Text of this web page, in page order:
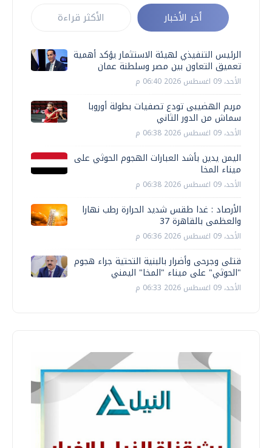
أخر الأخبار الأكثر قراءة
الرئيس التنفيذي لهيئة الاستثمار يؤكد أهمية
تعميق التعاون بين مصر وسلطنة عمان
الأحد، 09 اغسطس 2026 06:40 م
مريم الهضيبى تودع تصفيات بطولة أوروبا
سماش من الدور الثاني
الأحد، 09 اغسطس 2026 06:38 م
اليمن يدين بأشد العبارات الهجوم الحوثي على
ميناء المخا
الأحد، 09 اغسطس 2026 06:38 م
الأرصاد : غدا طقس شديد الحرارة رطب نهارا
والعظمى بالقاهرة 37
الأحد، 09 اغسطس 2026 06:36 م
قتلى وجرحى وأضرار بالبنية التحتية جراء هجوم
"الحوثي" على ميناء "المخا" اليمني
الأحد، 09 اغسطس 2026 06:33 م